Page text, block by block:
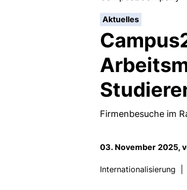
Aktuelles:
Firmenbesuche im
03. November 2025,
Internationalisierung